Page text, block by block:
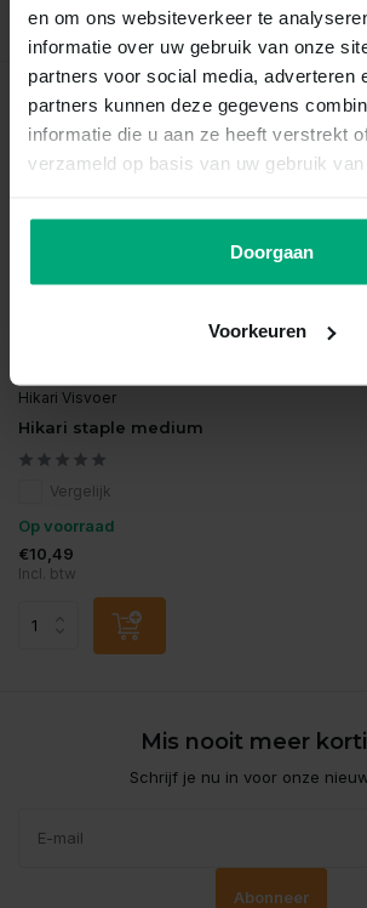
en om ons websiteverkeer te
informatie over uw gebruik van onze
partners voor social media, adverteren
partners kunnen deze gegevens
informatie die u aan ze heeft verstrekt
verzameld op basis van uw gebruik
Doorgaan
Voorkeuren
Recent bekeken
Hikari Visvoer
Hikari staple medium
Vergelijk
Op voorraad
€10,49
Incl. btw
Mis nooit meer
Schrijf je nu in voor onze
Abonneer